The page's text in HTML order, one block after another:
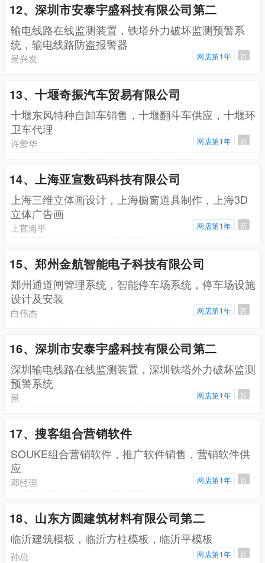
12、深圳市安泰宇盛科技有限公司第二
输电线路在线监测装置，铁塔外力破坏监测预警系
统，输电线路防盗报警器
景兴发 网店第1年 百
13、十堰奇振汽车贸易有限公司
十堰东风特种自卸车销售，十堰翻斗车供应，十堰环
卫车代理
许爱华 网店第1年 百
14、上海亚宣数码科技有限公司
上海三维立体画设计，上海橱窗道具制作，上海3D
立体广告画
上官海平 网店第1年 百
15、郑州金航智能电子科技有限公司
郑州通道闸管理系统，智能停车场系统，停车场设施
设计及安装
白伟杰 网店第1年 百
16、深圳市安泰宇盛科技有限公司第二
深圳输电线路在线监测装置，深圳铁塔外力破坏监测
预警系统
景 网店第1年 百
17、搜客组合营销软件
SOUKE组合营销软件，推广软件销售，营销软件供
应
邓经理 网店第1年 百
18、山东方圆建筑材料有限公司第二
临沂建筑模板，临沂方柱模板，临沂平模板
孙总 网店第1年 百